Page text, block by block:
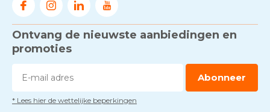
Ontvang de nieuwste aanbiedingen en
promoties
Abonneer
* Lees hier de wettelijke beperkingen